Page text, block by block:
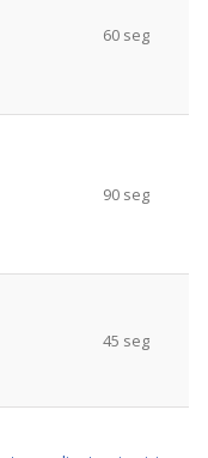
60 seg
90 seg
45 seg